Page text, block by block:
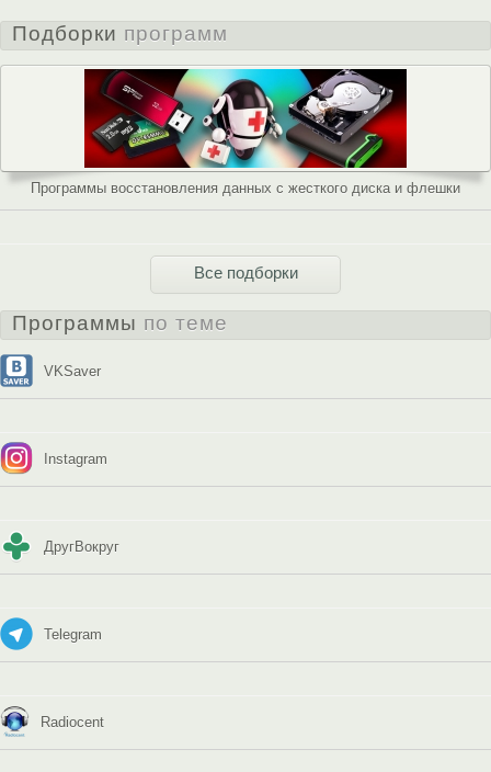
Подборки программ
Программы восстановления данных с жесткого диска и флешки
Все подборки
Программы по теме
VKSaver
Instagram
ДругВокруг
Telegram
Radiocent